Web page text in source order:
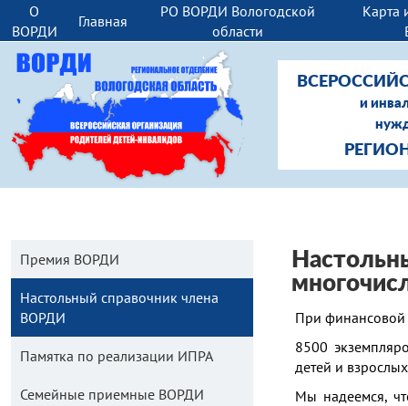
О
ВОРДИ
Главная
РО ВОРДИ Вологодской
области
Карта
и
При финансовой
8500
детей и
Мы надеемся,
Премия ВОРДИ
Настольный справочник члена
ВОРДИ
Памятка по реализации ИПРА
Семейные приемные ВОРДИ